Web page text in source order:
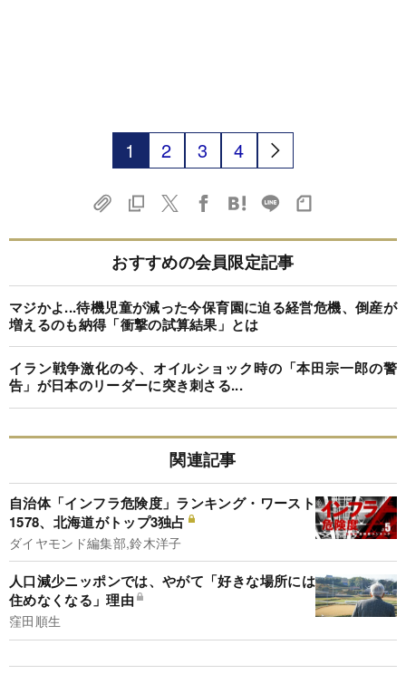
1 2 3 4
おすすめの会員限定記事
マジかよ...待機児童が減った今保育園に迫る経営危機、倒産が
増えるのも納得「衝撃の試算結果」とは
イラン戦争激化の今、オイルショック時の「本田宗一郎の警
告」が日本のリーダーに突き刺さる...
関連記事
自治体「インフラ危険度」ランキング・ワースト
1578、北海道がトップ3独占
ダイヤモンド編集部,鈴木洋子
人口減少ニッポンでは、やがて「好きな場所には
住めなくなる」理由
窪田順生